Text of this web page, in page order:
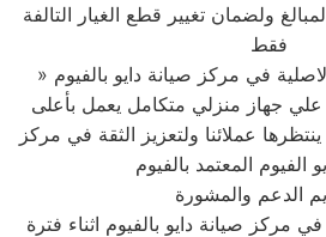
ولضمان تغيير قطع الغيار التالفة
فقط
علي جهاز منزلي متكامل يعمل بأعلى
عملائنا ولتعزيز الثقة في مركز
في مركز صيانة دايو بالفيوم اثناء فترة